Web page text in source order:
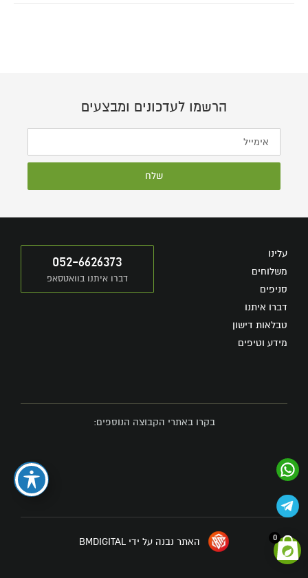
הרשמו לעדכונים ומבצעים
שלח
עלינו
משלוחים
סניפים
דברו איתנו
טבלאות דישון
מידע וטיפים
052-6626373
דברו איתנו בוואטסאפ
בקרו באתרי הקבוצה הנוספים:
האתר נבנה על ידי BMDIGITAL 0